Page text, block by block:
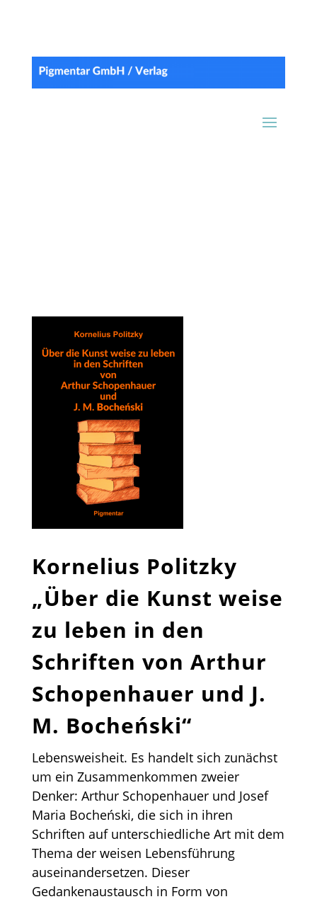
Kornelius Politzky
„Über die Kunst weise
zu leben in den
Schriften von Arthur
Schopenhauer und J.
M. Bocheński“
Lebensweisheit. Es handelt sich zunächst
um ein Zusammenkommen zweier
Denker: Arthur Schopenhauer und Josef
Maria Bocheński, die sich in ihren
Schriften auf unterschiedliche Art mit dem
Thema der weisen Lebensführung
auseinandersetzen. Dieser
Gedankenaustausch in Form von